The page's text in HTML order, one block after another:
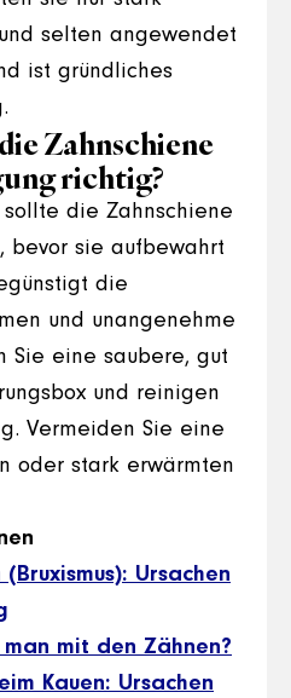
selten angewendet
ist gründliches
Zahnschiene
richtig?
die Zahnschiene
bevor sie aufbewahrt
die
und unangenehme
Sie eine saubere, gut
und reinigen
Vermeiden Sie eine
oder stark erwärmten
Ursachen
mit den Zähnen?
Kauen: Ursachen